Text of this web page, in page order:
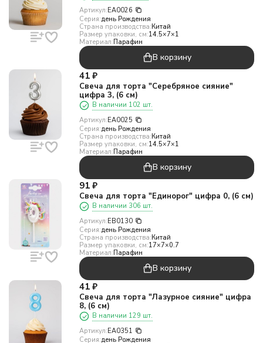
Артикул:EA0026
Серия:день Рождения
Страна производства:Китай
Размер упаковки, см:14.5×7×1
Материал:Парафин
В корзину
41 ₽
Свеча для торта "Серебряное сияние"
цифра 3, (6 см)
В наличии 102 шт.
Артикул:EA0025
Серия:день Рождения
Страна производства:Китай
Размер упаковки, см:14.5×7×1
Материал:Парафин
В корзину
91 ₽
Свеча для торта "Единорог" цифра 0, (6 см)
В наличии 306 шт.
Артикул:EB0130
Серия:день Рождения
Страна производства:Китай
Размер упаковки, см:17×7×0.7
Материал:Парафин
В корзину
41 ₽
Свеча для торта "Лазурное сияние" цифра
8, (6 см)
В наличии 129 шт.
Артикул:EA0351
Серия:день Рождения